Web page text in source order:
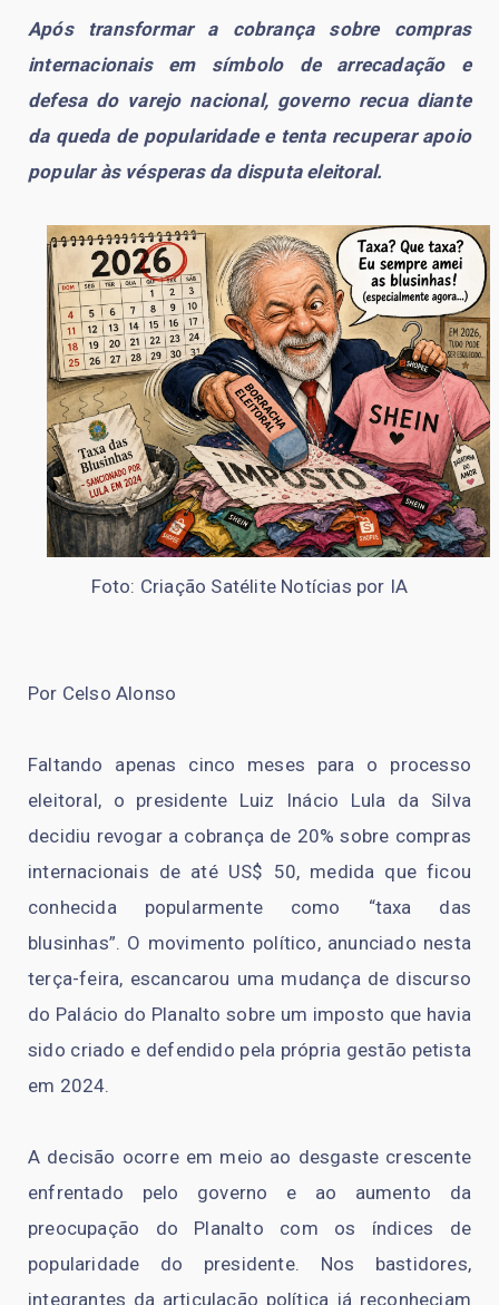
Após transformar a cobrança sobre compras
internacionais em símbolo de arrecadação e
defesa do varejo nacional, governo recua diante
da queda de popularidade e tenta recuperar apoio
popular às vésperas da disputa eleitoral.
Foto: Criação Satélite Notícias por IA
Por Celso Alonso
Faltando apenas cinco meses para o processo
eleitoral, o presidente Luiz Inácio Lula da Silva
decidiu revogar a cobrança de 20% sobre compras
internacionais de até US$ 50, medida que ficou
conhecida popularmente como “taxa das
blusinhas”. O movimento político, anunciado nesta
terça-feira, escancarou uma mudança de discurso
do Palácio do Planalto sobre um imposto que havia
sido criado e defendido pela própria gestão petista
em 2024.
A decisão ocorre em meio ao desgaste crescente
enfrentado pelo governo e ao aumento da
preocupação do Planalto com os índices de
popularidade do presidente. Nos bastidores,
integrantes da articulação política já reconheciam